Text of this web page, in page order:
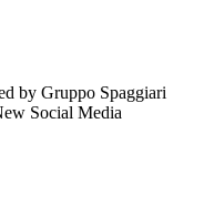
by Gruppo Spaggiari
Social Media